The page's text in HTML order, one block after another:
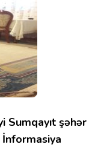
Sumqayıt şəhər
İnformasiya